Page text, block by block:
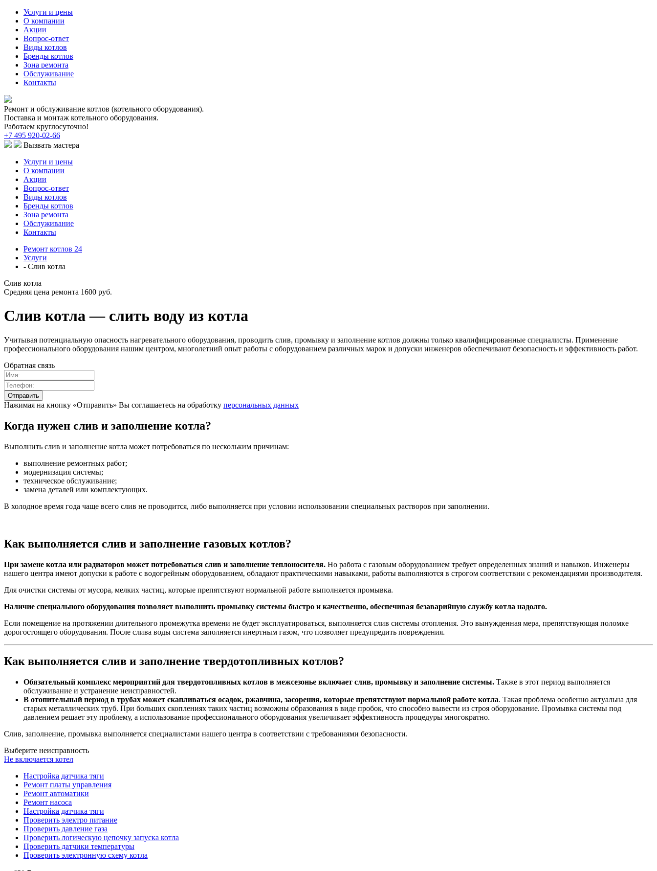
Услуги и цены
О компании
Акции
Вопрос-ответ
Виды котлов
Бренды котлов
Зона ремонта
Обслуживание
Контакты
Ремонт и обслуживание котлов (котельного оборудования).
Поставка и монтаж котельного оборудования.
Работаем круглосуточно!
+7 495 920-02-66
Вызвать мастера
Услуги и цены
О компании
Акции
Вопрос-ответ
Виды котлов
Бренды котлов
Зона ремонта
Обслуживание
Контакты
Ремонт котлов 24
Услуги
- Слив котла
Слив котла
Средняя цена ремонта 1600 руб.
Слив котла — слить воду из котла
Учитывая потенциальную опасность нагревательного оборудования, проводить слив, промывку и заполнение котлов должны только квалифицированные специалисты. Применение
профессионального оборудования нашим центром, многолетний опыт работы с оборудованием различных марок и допуски инженеров обеспечивают безопасность и эффективность работ.
Обратная связь
Нажимая на кнопку «Отправить» Вы соглашаетесь на обработку персональных данных
Когда нужен слив и заполнение котла?
Выполнить слив и заполнение котла может потребоваться по нескольким причинам:
выполнение ремонтных работ;
модернизация системы;
техническое обслуживание;
замена деталей или комплектующих.
В холодное время года чаще всего слив не проводится, либо выполняется при условии использовании специальных растворов при заполнении.
Как выполняется слив и заполнение газовых котлов?
При замене котла или радиаторов может потребоваться слив и заполнение теплоносителя. Но работа с газовым оборудованием требует определенных знаний и навыков. Инженеры
нашего центра имеют допуски к работе с водогрейным оборудованием, обладают практическими навыками, работы выполняются в строгом соответствии с рекомендациями производителя.
Для очистки системы от мусора, мелких частиц, которые препятствуют нормальной работе выполняется промывка.
Наличие специального оборудования позволяет выполнить промывку системы быстро и качественно, обеспечивая безаварийную службу котла надолго.
Если помещение на протяжении длительного промежутка времени не будет эксплуатироваться, выполняется слив системы отопления. Это вынужденная мера, препятствующая поломке
дорогостоящего оборудования. После слива воды система заполняется инертным газом, что позволяет предупредить повреждения.
Как выполняется слив и заполнение твердотопливных котлов?
Обязательный комплекс мероприятий для твердотопливных котлов в межсезонье включает слив, промывку и заполнение системы. Также в этот период выполняется
обслуживание и устранение неисправностей.
В отопительный период в трубах может скапливаться осадок, ржавчина, засорения, которые препятствуют нормальной работе котла. Такая проблема особенно актуальна для
старых металлических труб. При больших скоплениях таких частиц возможны образования в виде пробок, что способно вывести из строя оборудование. Промывка системы под
давлением решает эту проблему, а использование профессионального оборудования увеличивает эффективность процедуры многократно.
Слив, заполнение, промывка выполняется специалистами нашего центра в соответствии с требованиями безопасности.
Выберите неисправность
Не включается котел
Настройка датчика тяги
Ремонт платы управления
Ремонт автоматики
Ремонт насоса
Настройка датчика тяги
Проверить электро питание
Проверить давление газа
Проверить логическую цепочку запуска котла
Проверить датчики температуры
Проверить электронную схему котла